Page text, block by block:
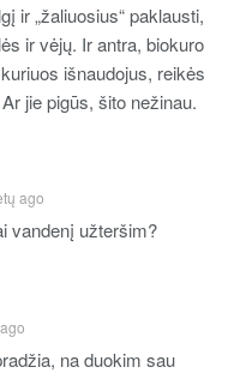
ir „žaliuosius“ paklausti,
ir vėjų. Ir antra, biokuro
išnaudojus, reikės
jie pigūs, šito nežinau.
ago
vandenį užteršim?
na duokim sau